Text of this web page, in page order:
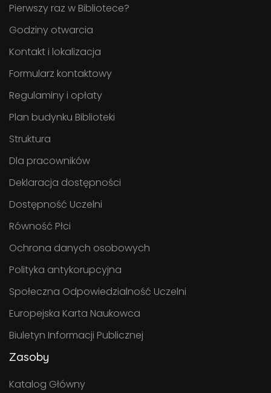
Pierwszy raz w Bibliotece?
Godziny otwarcia
Kontakt i lokalizacja
Formularz kontaktowy
Regulaminy i opłaty
Plan budynku Biblioteki
Struktura
Dla pracowników
Deklaracja dostępności
Dostępność Uczelni
Równość Płci
Ochrona danych osobowych
Polityka antykorupcyjna
Społeczna Odpowiedzialność Uczelni
Europejska Karta Naukowca
Biuletyn Informacji Publicznej
Zasoby
Katalog Główny